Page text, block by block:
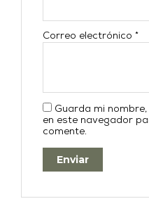
Correo electrónico*
Guarda mi
en este navegador
comente.